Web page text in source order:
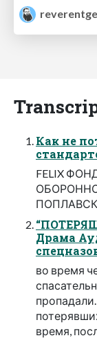
Как не
FELIX
Драма
во время
время,